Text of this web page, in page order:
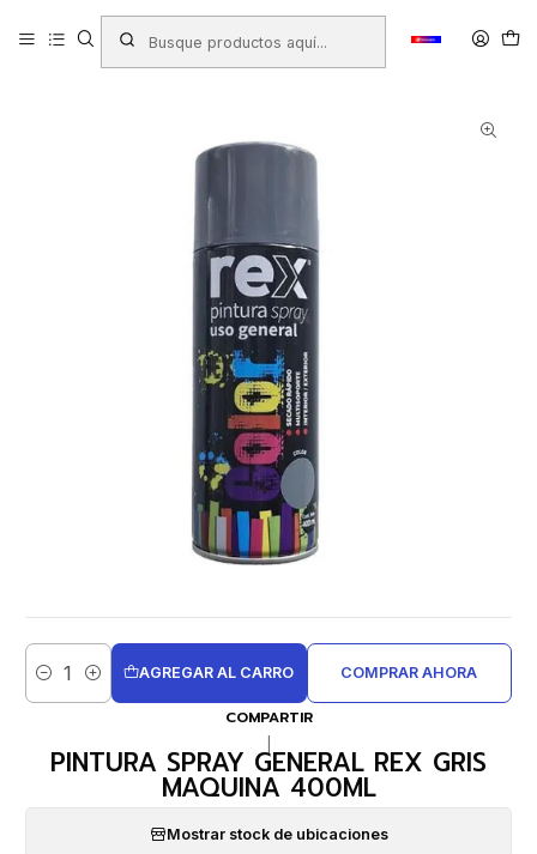
Productos FERRETERÍA Pinturas
PINTURA SPRAY GENERAL REX GRIS MAQUINA 400ML
Cantidad
AGREGAR AL CARRO COMPRAR AHORA
COMPARTIR
PINTURA SPRAY GENERAL REX GRIS
MAQUINA 400ML
Mostrar stock de ubicaciones